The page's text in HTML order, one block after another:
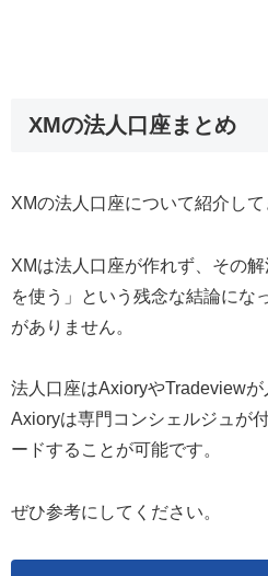
XMの法人口座まとめ
XMの法人口座について紹介して
XMは法人口座が作れず、その
を使う」という残念な結論にな
がありません。
法人口座はAxioryやTradeview
Axioryは専門コンシェルジュが
ードすることが可能です。
ぜひ参考にしてください。